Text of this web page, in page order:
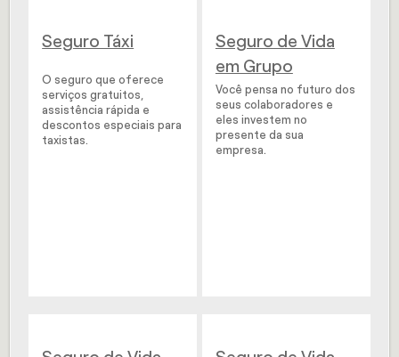
Seguro Táxi
O seguro que oferece
serviços gratuitos,
assistência rápida e
descontos especiais para
taxistas.
Seguro de Vida
em Grupo
Você pensa no futuro dos
seus colaboradores e
eles investem no
presente da sua
empresa.